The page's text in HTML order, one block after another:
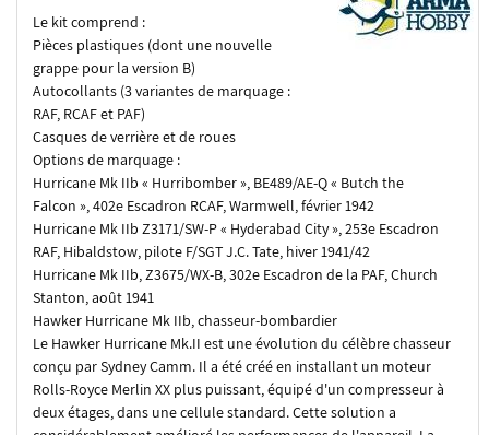
Le kit comprend :
Pièces plastiques (dont une nouvelle
grappe pour la version B)
Autocollants (3 variantes de marquage :
RAF, RCAF et PAF)
Casques de verrière et de roues
Options de marquage :
Hurricane Mk IIb « Hurribomber », BE489/AE-Q « Butch the
Falcon », 402e Escadron RCAF, Warmwell, février 1942
Hurricane Mk IIb Z3171/SW-P « Hyderabad City », 253e Escadron
RAF, Hibaldstow, pilote F/SGT J.C. Tate, hiver 1941/42
Hurricane Mk IIb, Z3675/WX-B, 302e Escadron de la PAF, Church
Stanton, août 1941
Hawker Hurricane Mk IIb, chasseur-bombardier
Le Hawker Hurricane Mk.II est une évolution du célèbre chasseur
conçu par Sydney Camm. Il a été créé en installant un moteur
Rolls-Royce Merlin XX plus puissant, équipé d'un compresseur à
deux étages, dans une cellule standard. Cette solution a